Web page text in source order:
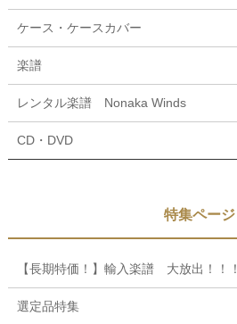
ケース・ケースカバー
楽譜
レンタル楽譜 Nonaka Winds
CD・DVD
特集ページ
【長期特価！】輸入楽譜 大放出！！！
選定品特集